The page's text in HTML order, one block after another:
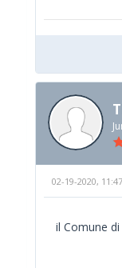
02-19-2020,
il Comune